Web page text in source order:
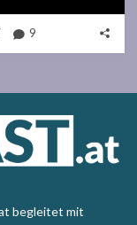
9
begleitet mit